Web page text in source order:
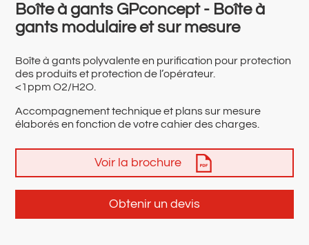
Boîte à gants GPconcept - Boîte à
gants modulaire et sur mesure
Boîte à gants polyvalente en purification pour protection
des produits et protection de l’opérateur.
<1ppm O2/H2O.
Accompagnement technique et plans sur mesure
élaborés en fonction de votre cahier des charges.
Voir la brochure
Obtenir un devis